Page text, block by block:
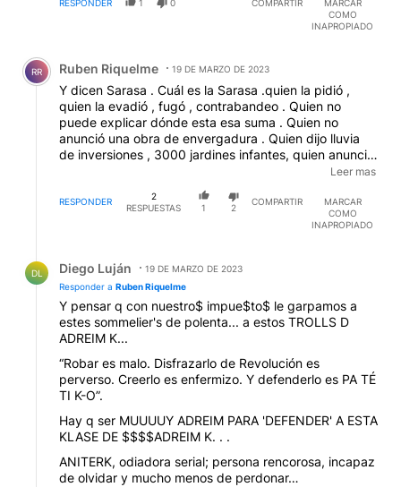
ENSEGUIDA POR LA SITUACION MUNDIAL LO SABE
HASTA EL MAS IGNORANTE QUE EL FMI PRESTA US$
ABSURDOS
RESPONDER 1 0 COMPARTIR
MARCAR
COMO
INAPROPIADO
Comentario de Ruben Riquelme.
RR Ruben Riquelme 19 DE MARZO DE 2023
Y dicen Sarasa . Cuál es la Sarasa .quien la pidió ,
quien la evadió , fugó , contrabandeo . Quien no
puede explicar dónde esta esa suma . Quien no
anunció una obra de envergadura . Quien dijo lluvia
de inversiones , 3000 jardines infantes, quien anunció
la ruta 11 cómo autopista. Quien compró aviones
chatarra desactivados en Francia, que no vuelan , ni
volarán . Es tan largo el prontuario imposible de
enumerar. Y encima pretenden volver para que . Si ya
Leer mas
RESPONDER
2
RESPUESTAS
1 2
COMPARTIR
MARCAR
COMO
INAPROPIADO
DL Diego Luján
19 DE MARZO DE 2023
Responder a Ruben Riquelme
Y pensar q con nuestro$ impue$to$ le garpamos a
estes sommelier's de polenta... a estos TROLLS D
ADREIM K...
“Robar es malo. Disfrazarlo de Revolución es
perverso. Creerlo es enfermizo. Y defenderlo es PA TÉ
TI K-O”.
Hay q ser MUUUUY ADREIM PARA 'DEFENDER' A ESTA
KLASE DE $$$$ADREIM K. . .
ANITERK, odiadora serial; persona rencorosa, incapaz
de olvidar y mucho menos de perdonar…